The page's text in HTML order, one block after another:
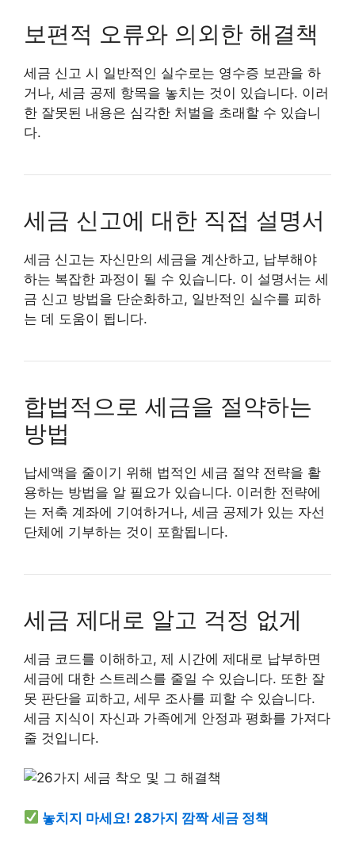
보편적 오류와 의외한 해결책
세금 신고 시 일반적인 실수로는 영수증 보관을 하
거나, 세금 공제 항목을 놓치는 것이 있습니다. 이러
한 잘못된 내용은 심각한 처벌을 초래할 수 있습니
다.
세금 신고에 대한 직접 설명서
세금 신고는 자신만의 세금을 계산하고, 납부해야
하는 복잡한 과정이 될 수 있습니다. 이 설명서는 세
금 신고 방법을 단순화하고, 일반적인 실수를 피하
는 데 도움이 됩니다.
합법적으로 세금을 절약하는
방법
납세액을 줄이기 위해 법적인 세금 절약 전략을 활
용하는 방법을 알 필요가 있습니다. 이러한 전략에
는 저축 계좌에 기여하거나, 세금 공제가 있는 자선
단체에 기부하는 것이 포함됩니다.
세금 제대로 알고 걱정 없게
세금 코드를 이해하고, 제 시간에 제대로 납부하면
세금에 대한 스트레스를 줄일 수 있습니다. 또한 잘
못 판단을 피하고, 세무 조사를 피할 수 있습니다.
세금 지식이 자신과 가족에게 안정과 평화를 가져다
줄 것입니다.
놓치지 마세요! 28가지 깜짝 세금 정책